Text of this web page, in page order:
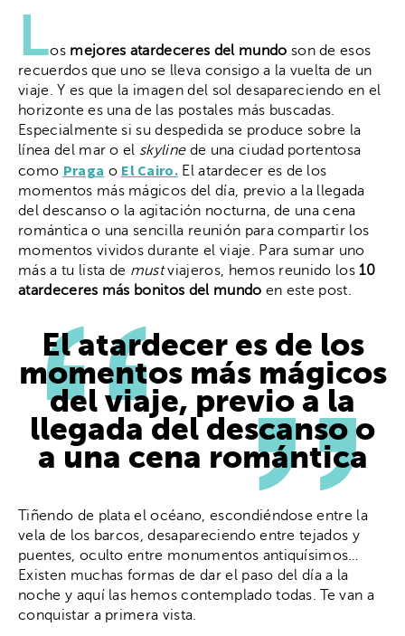
Los mejores atardeceres del mundo son de esos
recuerdos que uno se lleva consigo a la vuelta de un
viaje. Y es que la imagen del sol desapareciendo en el
horizonte es una de las postales más buscadas.
Especialmente si su despedida se produce sobre la
línea del mar o el skylinede una ciudad portentosa
como Praga o El Cairo. El atardecer es de los
momentos más mágicos del día, previo a la llegada
del descanso o la agitación nocturna, de una cena
romántica o una sencilla reunión para compartir los
momentos vividos durante el viaje. Para sumar uno
más a tu lista de mustviajeros, hemos reunido los10
atardeceres más bonitos del mundo en este post.
El atardecer es de los
momentos más mágicos
del viaje, previo a la
llegada del descanso o
a una cena romántica
Tiñendo de plata el océano, escondiéndose entre la
vela de los barcos, desapareciendo entre tejados y
puentes, oculto entre monumentos antiquísimos…
Existen muchas formas de dar el paso del día a la
noche y aquí las hemos contemplado todas. Te van a
conquistar a primera vista.